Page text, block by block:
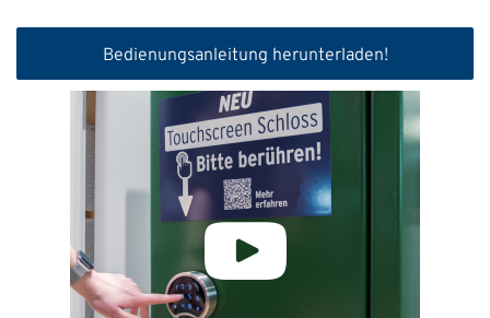
Bedienungsanleitung herunterladen!